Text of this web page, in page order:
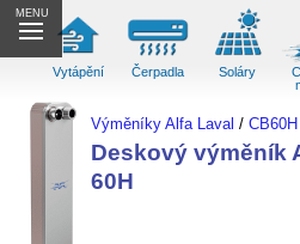
MENU
Vytápění Čerpadla Soláry
Výměníky Alfa Laval /CB60H
Deskový výměník
60H